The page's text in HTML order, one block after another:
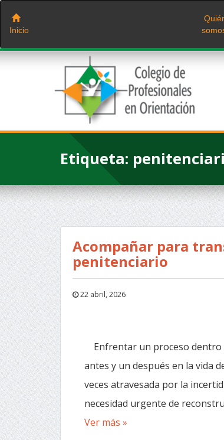
Saltar
contenido
Inicio
Etiqueta:
Acompañar para
penitenciario
22 abril, 2026
Enfrentar un proceso dentro
antes y un después en la vida
veces atravesada por la
necesidad urgente de
Ver más »